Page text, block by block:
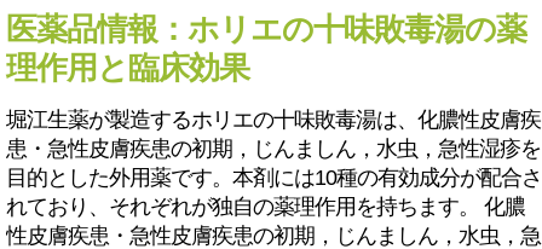
医薬品情報：ホリエの十味敗毒湯の薬
理作用と臨床効果
堀江生薬が製造するホリエの十味敗毒湯は、化膿性皮膚疾
患・急性皮膚疾患の初期，じんましん，水虫，急性湿疹を
目的とした外用薬です。本剤には10種の有効成分が配合さ
れており、それぞれが独自の薬理作用を持ちます。 化膿
性皮膚疾患・急性皮膚疾患の初期，じんましん，水虫，急